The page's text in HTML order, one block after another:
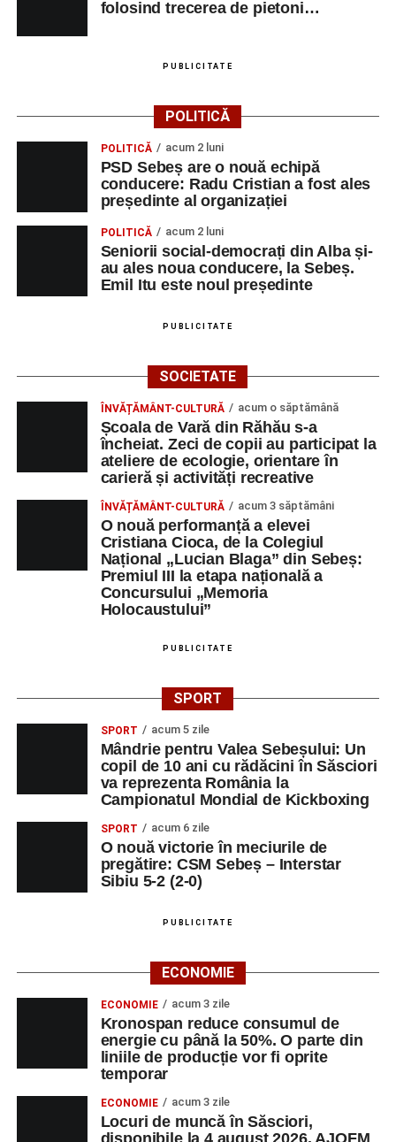
iluminatului public pe timpul nopții, în contextul
apelului la economii al Guvernului Bolojan
Duminică, 23 august 2026, Râpa Roșie găzduiește
cea de-a III-a ediție a concursului „CicloAventurier
de Sebeș”
Primul concert din cadrul String Symphonic Camp
2026 a adus emoție și aplauze la Sebeș
folosind trecerea de pietoni…
PUBLICITATE
POLITICĂ
POLITICĂ acum 2 luni
PSD Sebeș are o nouă echipă
conducere: Radu Cristian a fost ales
președinte al organizației
POLITICĂ acum 2 luni
Seniorii social-democrați din Alba și-
au ales noua conducere, la Sebeș.
Emil Itu este noul președinte
PUBLICITATE
SOCIETATE
ÎNVĂȚĂMÂNT-CULTURĂ acum o săptămână
Școala de Vară din Răhău s-a
încheiat. Zeci de copii au participat la
ateliere de ecologie, orientare în
carieră și activități recreative
ÎNVĂȚĂMÂNT-CULTURĂ acum 3 săptămâni
O nouă performanță a elevei
Cristiana Cioca, de la Colegiul
Național „Lucian Blaga” din Sebeș:
Premiul III la etapa națională a
Concursului „Memoria
Holocaustului”
PUBLICITATE
SPORT
SPORT acum 5 zile
Mândrie pentru Valea Sebeșului: Un
copil de 10 ani cu rădăcini în Săsciori
va reprezenta România la
Campionatul Mondial de Kickboxing
SPORT acum 6 zile
O nouă victorie în meciurile de
pregătire: CSM Sebeș – Interstar
Sibiu 5-2 (2-0)
PUBLICITATE
ECONOMIE
ECONOMIE acum 3 zile
Kronospan reduce consumul de
energie cu până la 50%. O parte din
liniile de producție vor fi oprite
temporar
ECONOMIE acum 3 zile
Locuri de muncă în Săsciori,
disponibile la 4 august 2026. AJOFM